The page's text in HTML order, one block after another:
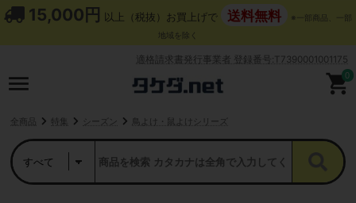
15,000円 以上（税抜）お買上げで 送料無料
※一部商品、一部
地域を除く
適格請求書発行事業者 登録番号:T7390001001175
0
全商品 特集 シーズン 鳥よけ・鼠よけシリーズ